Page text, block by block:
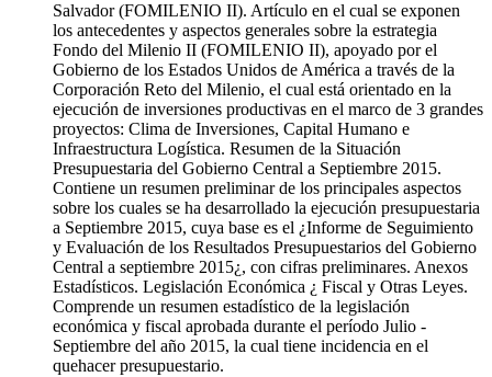
Salvador (FOMILENIO II). Artículo en el cual se exponen
los antecedentes y aspectos generales sobre la estrategia
Fondo del Milenio II (FOMILENIO II), apoyado por el
Gobierno de los Estados Unidos de América a través de la
Corporación Reto del Milenio, el cual está orientado en la
ejecución de inversiones productivas en el marco de 3 grandes
proyectos: Clima de Inversiones, Capital Humano e
Infraestructura Logística. Resumen de la Situación
Presupuestaria del Gobierno Central a Septiembre 2015.
Contiene un resumen preliminar de los principales aspectos
sobre los cuales se ha desarrollado la ejecución presupuestaria
a Septiembre 2015, cuya base es el ¿Informe de Seguimiento
y Evaluación de los Resultados Presupuestarios del Gobierno
Central a septiembre 2015¿, con cifras preliminares. Anexos
Estadísticos. Legislación Económica ¿ Fiscal y Otras Leyes.
Comprende un resumen estadístico de la legislación
económica y fiscal aprobada durante el período Julio -
Septiembre del año 2015, la cual tiene incidencia en el
quehacer presupuestario.